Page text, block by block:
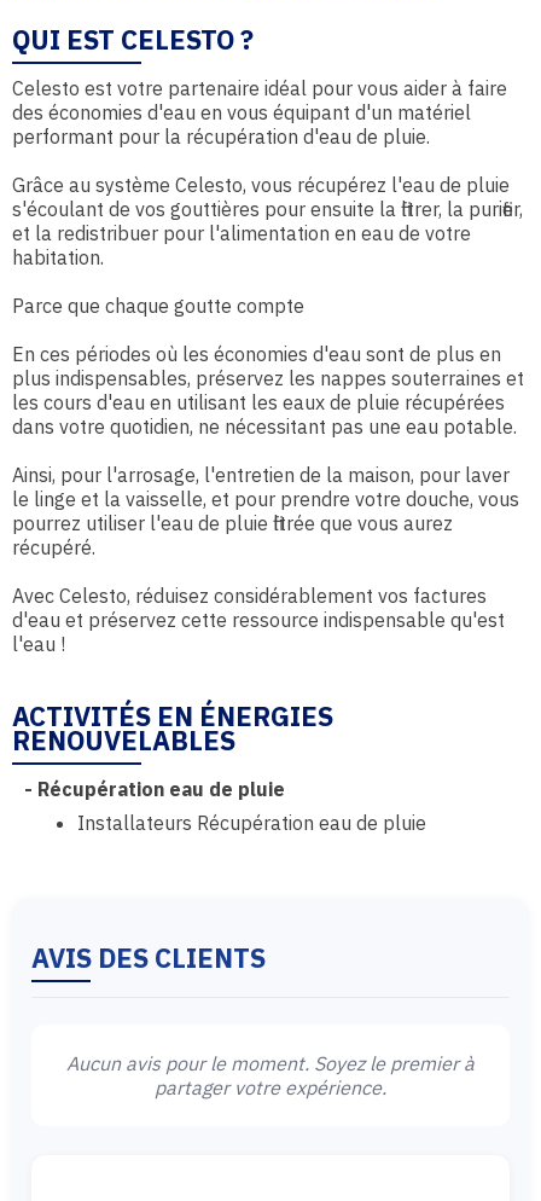
QUI EST CELESTO ?
Celesto est votre partenaire idéal pour vous aider à faire
des économies d'eau en vous équipant d'un matériel
performant pour la récupération d'eau de pluie.
Grâce au système Celesto, vous récupérez l'eau de pluie
s'écoulant de vos gouttières pour ensuite la filtrer, la purifier,
et la redistribuer pour l'alimentation en eau de votre
habitation.
Parce que chaque goutte compte
En ces périodes où les économies d'eau sont de plus en
plus indispensables, préservez les nappes souterraines et
les cours d'eau en utilisant les eaux de pluie récupérées
dans votre quotidien, ne nécessitant pas une eau potable.
Ainsi, pour l'arrosage, l'entretien de la maison, pour laver
le linge et la vaisselle, et pour prendre votre douche, vous
pourrez utiliser l'eau de pluie filtrée que vous aurez
récupéré.
Avec Celesto, réduisez considérablement vos factures
d'eau et préservez cette ressource indispensable qu'est
l'eau !
ACTIVITÉS EN ÉNERGIES
RENOUVELABLES
- Récupération eau de pluie
Installateurs Récupération eau de pluie
AVIS DES CLIENTS
Aucun avis pour le moment. Soyez le premier à
partager votre expérience.